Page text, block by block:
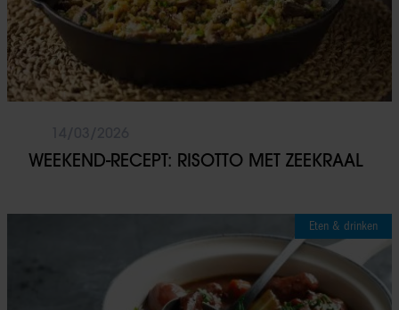
WEEKEND-RECEPT: RISOTTO MET ZEEKRAAL
Eten & drinken